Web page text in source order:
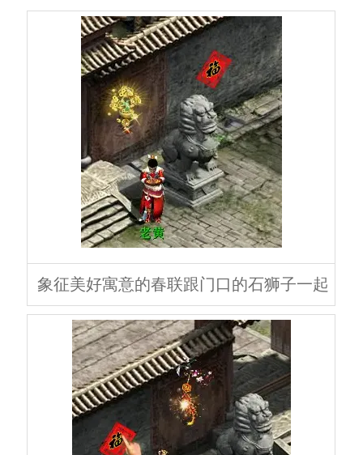
象征美好寓意的春联跟门口的石狮子一起